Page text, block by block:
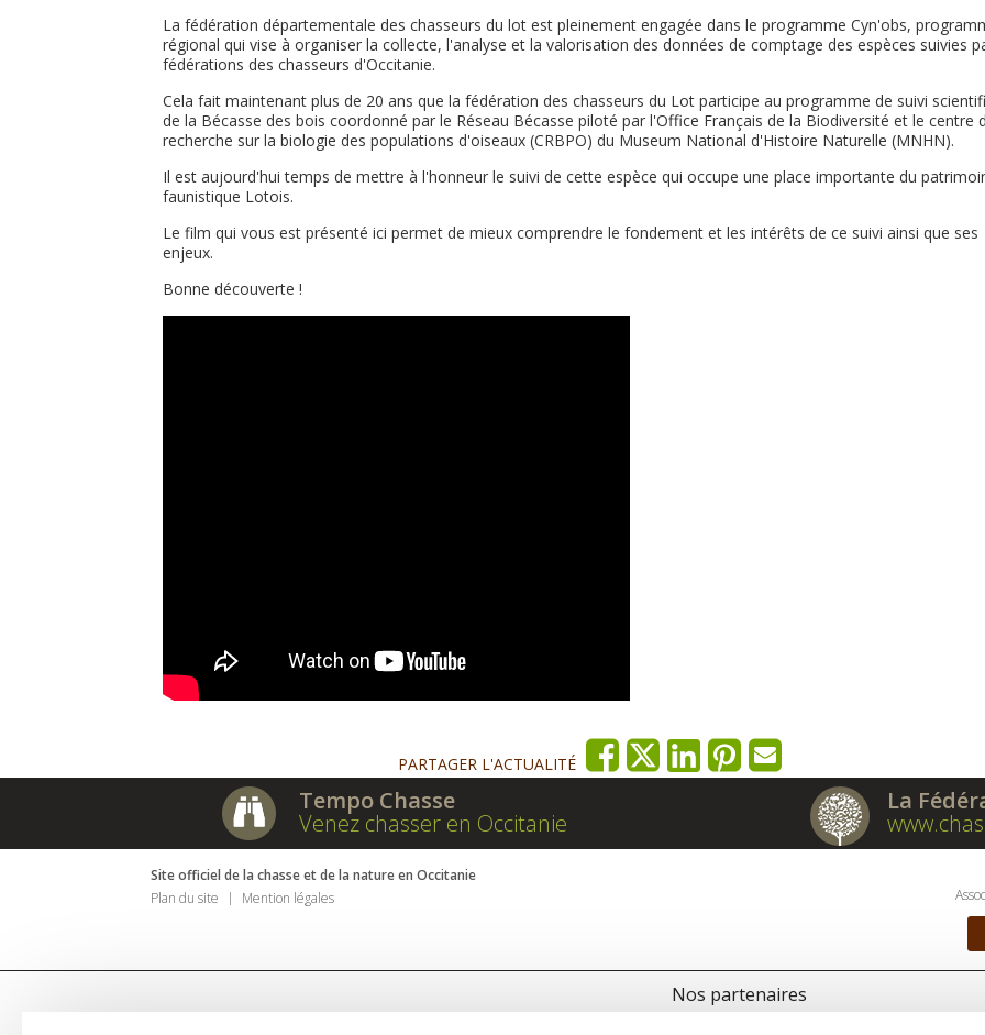
La fédération départementale des chasseurs du lot est pleinement engagée dans le programme Cyn'obs,
régional qui vise à organiser la collecte, l'analyse et la valorisation des données de comptage des espèces suivies
fédérations des chasseurs d'Occitanie.
Cela fait maintenant plus de 20 ans que la fédération des chasseurs du Lot participe au programme de suivi
de la Bécasse des bois coordonné par le Réseau Bécasse piloté par l'Office Français de la Biodiversité et le centre
recherche sur la biologie des populations d'oiseaux (CRBPO) du Museum National d'Histoire Naturelle (MNHN).
Il est aujourd'hui temps de mettre à l'honneur le suivi de cette espèce qui occupe une place importante du
faunistique Lotois.
Le film qui vous est présenté ici permet de mieux comprendre le fondement et les intérêts de ce suivi ainsi que ses
enjeux.
Bonne découverte !
PARTAGER L'ACTUALITÉ
Tempo Chasse
Venez chasser en Occitanie
La
Site officiel de la chasse et de la nature en Occitanie
Plan du site
Mention légales
Nos partenaires